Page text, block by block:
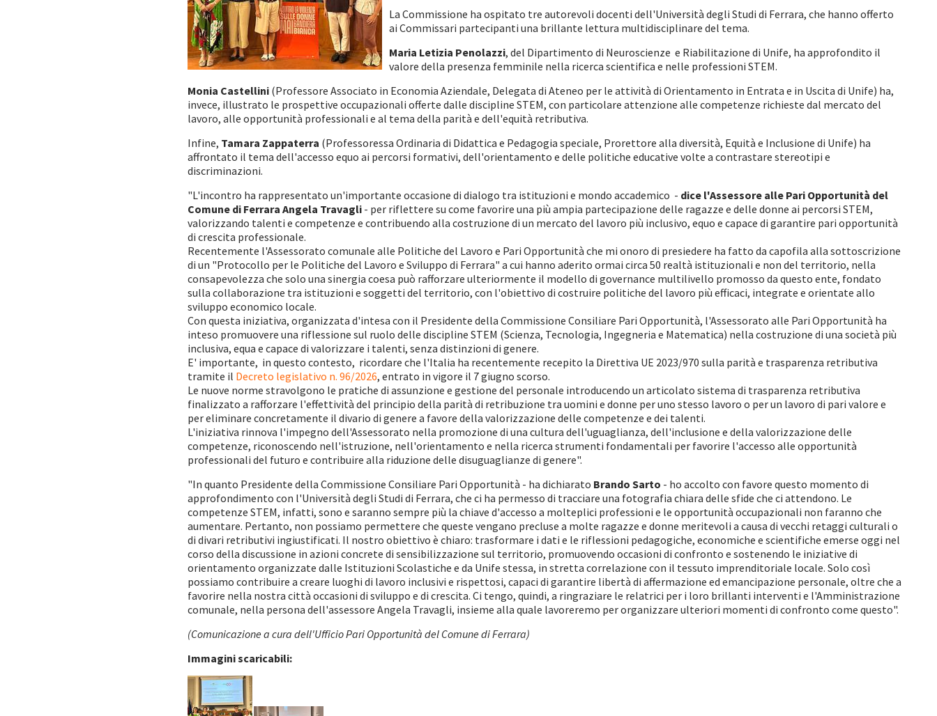
La Commissione ha ospitato tre autorevoli docenti dell'Università degli Studi di Ferrara, che hanno offerto
ai Commissari partecipanti una brillante lettura multidisciplinare del tema.
Maria Letizia Penolazzi, del Dipartimento di Neuroscienze e Riabilitazione di Unife, ha approfondito il
valore della presenza femminile nella ricerca scientifica e nelle professioni STEM.
Monia Castellini (Professore Associato in Economia Aziendale, Delegata di Ateneo per le attività di Orientamento in Entrata e in Uscita di Unife) ha,
invece, illustrato le prospettive occupazionali offerte dalle discipline STEM, con particolare attenzione alle competenze richieste dal mercato del
lavoro, alle opportunità professionali e al tema della parità e dell'equità retributiva.
Infine, Tamara Zappaterra (Professoressa Ordinaria di Didattica e Pedagogia speciale, Prorettore alla diversità, Equità e Inclusione di Unife) ha
affrontato il tema dell'accesso equo ai percorsi formativi, dell'orientamento e delle politiche educative volte a contrastare stereotipi e
discriminazioni.
"L'incontro ha rappresentato un'importante occasione di dialogo tra istituzioni e mondo accademico - dice l'Assessore alle Pari Opportunità del
Comune di Ferrara Angela Travagli - per riflettere su come favorire una più ampia partecipazione delle ragazze e delle donne ai percorsi STEM,
valorizzando talenti e competenze e contribuendo alla costruzione di un mercato del lavoro più inclusivo, equo e capace di garantire pari opportunità
di crescita professionale.
Recentemente l'Assessorato comunale alle Politiche del Lavoro e Pari Opportunità che mi onoro di presiedere ha fatto da capofila alla sottoscrizione
di un "Protocollo per le Politiche del Lavoro e Sviluppo di Ferrara" a cui hanno aderito ormai circa 50 realtà istituzionali e non del territorio, nella
consapevolezza che solo una sinergia coesa può rafforzare ulteriormente il modello di governance multilivello promosso da questo ente, fondato
sulla collaborazione tra istituzioni e soggetti del territorio, con l'obiettivo di costruire politiche del lavoro più efficaci, integrate e orientate allo
sviluppo economico locale.
Con questa iniziativa, organizzata d'intesa con il Presidente della Commissione Consiliare Pari Opportunità, l'Assessorato alle Pari Opportunità ha
inteso promuovere una riflessione sul ruolo delle discipline STEM (Scienza, Tecnologia, Ingegneria e Matematica) nella costruzione di una società più
inclusiva, equa e capace di valorizzare i talenti, senza distinzioni di genere.
E' importante, in questo contesto, ricordare che l'Italia ha recentemente recepito la Direttiva UE 2023/970 sulla parità e trasparenza retributiva
tramite il Decreto legislativo n. 96/2026, entrato in vigore il 7 giugno scorso.
Le nuove norme stravolgono le pratiche di assunzione e gestione del personale introducendo un articolato sistema di trasparenza retributiva
finalizzato a rafforzare l'effettività del principio della parità di retribuzione tra uomini e donne per uno stesso lavoro o per un lavoro di pari valore e
per eliminare concretamente il divario di genere a favore della valorizzazione delle competenze e dei talenti.
L'iniziativa rinnova l'impegno dell'Assessorato nella promozione di una cultura dell'uguaglianza, dell'inclusione e della valorizzazione delle
competenze, riconoscendo nell'istruzione, nell'orientamento e nella ricerca strumenti fondamentali per favorire l'accesso alle opportunità
professionali del futuro e contribuire alla riduzione delle disuguaglianze di genere".
"In quanto Presidente della Commissione Consiliare Pari Opportunità - ha dichiarato Brando Sarto - ho accolto con favore questo momento di
approfondimento con l'Università degli Studi di Ferrara, che ci ha permesso di tracciare una fotografia chiara delle sfide che ci attendono. Le
competenze STEM, infatti, sono e saranno sempre più la chiave d'accesso a molteplici professioni e le opportunità occupazionali non faranno che
aumentare. Pertanto, non possiamo permettere che queste vengano precluse a molte ragazze e donne meritevoli a causa di vecchi retaggi culturali o
di divari retributivi ingiustificati. Il nostro obiettivo è chiaro: trasformare i dati e le riflessioni pedagogiche, economiche e scientifiche emerse oggi nel
corso della discussione in azioni concrete di sensibilizzazione sul territorio, promuovendo occasioni di confronto e sostenendo le iniziative di
orientamento organizzate dalle Istituzioni Scolastiche e da Unife stessa, in stretta correlazione con il tessuto imprenditoriale locale. Solo così
possiamo contribuire a creare luoghi di lavoro inclusivi e rispettosi, capaci di garantire libertà di affermazione ed emancipazione personale, oltre che a
favorire nella nostra città occasioni di sviluppo e di crescita. Ci tengo, quindi, a ringraziare le relatrici per i loro brillanti interventi e l'Amministrazione
comunale, nella persona dell'assessore Angela Travagli, insieme alla quale lavoreremo per organizzare ulteriori momenti di confronto come questo".
(Comunicazione a cura dell'Ufficio Pari Opportunità del Comune di Ferrara)
Immagini scaricabili: